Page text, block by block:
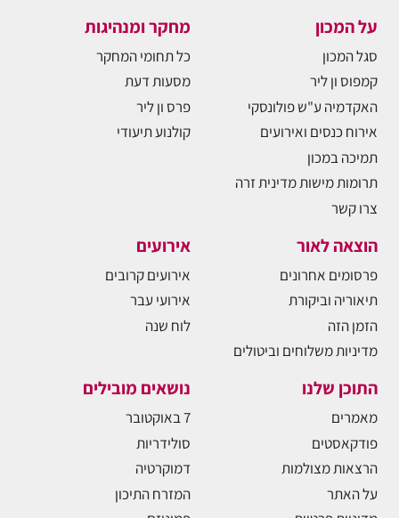
על המכון
סגל המכון
קמפוס ון ליר
האקדמיה ע"ש פולונסקי
אירוח כנסים ואירועים
תמיכה במכון
תרומות מישות מדינית זרה
צרו קשר
מחקר ומנהיגות
כל תחומי המחקר
מסעות דעת
פרס ון ליר
קולנוע תיעודי
הוצאה לאור
פרסומים אחרונים
תיאוריה וביקורת
הזמן הזה
מדיניות משלוחים וביטולים
אירועים
אירועים קרובים
אירועי עבר
לוח שנה
התוכן שלנו
מאמרים
פודקאסטים
הרצאות מצולמות
על האתר
נושאים מובילים
7 באוקטובר
סולידריות
דמוקרטיה
המזרח התיכון